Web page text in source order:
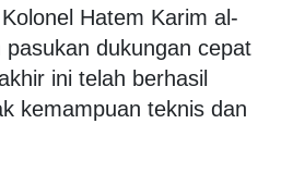
Hatem Karim al-
dukungan cepat
ini telah berhasil
kemampuan teknis dan